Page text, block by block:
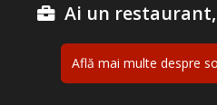
Ai un restaurant,
Află mai multe despre